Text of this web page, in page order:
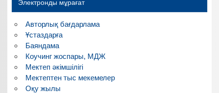
Электронды мұрағат
Авторлық бағдарлама
Ұстаздарға
Баяндама
Коучинг жоспары, МДЖ
Мектеп әкімшілігі
Мектептен тыс мекемелер
Оқу жылы